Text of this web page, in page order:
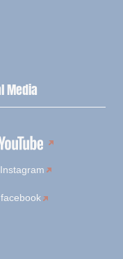
Media
Instagram
facebook